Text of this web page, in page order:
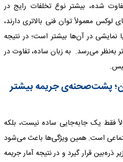
شده، بیشتر نوع تخلفات رایج در
معمولاً توان فنی بالاتری دارند،
نمایشی در آن‌ها بیشتر است؛ در نتیجه
به‌نظر می‌رسد. به زبان ساده، تفاوت در
پشت‌صحنه‌ی جریمه بیشتر
فقط یک جابه‌جایی ساده نیست، بلکه
است. همین ویژگی‌ها باعث می‌شود
ذره‌بین قرار گیرد و در نتیجه آمار جریمه